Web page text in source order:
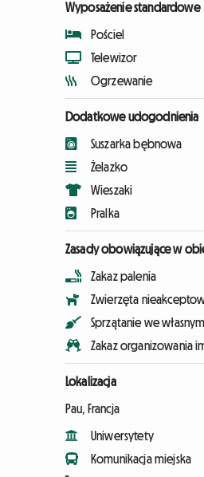
Wyposażenie standardowe
Pościel
Telewizor
Ogrzewanie
Dodatkowe udogodnienia
Suszarka bębnowa
Żelazko
Wieszaki
Pralka
Zasady obowiązujące w
Zakaz palenia
Zwierzęta
Sprzątanie we
Zakaz organizowania
Lokalizacja
Pau, Francja
Uniwersytety
Komunikacja miejska